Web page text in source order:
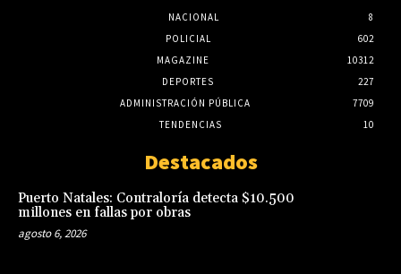
NACIONAL
8
POLICIAL
602
MAGAZINE
10312
DEPORTES
227
ADMINISTRACIÓN PÚBLICA
7709
TENDENCIAS
10
Destacados
Puerto Natales: Contraloría detecta $10.500
millones en fallas por obras
agosto 6, 2026